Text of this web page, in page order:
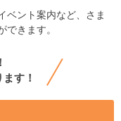
ベント案内など、さま
きます。
す！